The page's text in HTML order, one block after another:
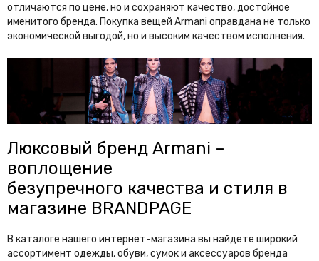
V
Valentino Garavani VLTN
Van Cleef & Arpels
Versace
Victoria Beckham
Vivienne Westwood
W
Wedgwood
Y
Yves Saint Laurent
отличаются по цене, но и сохраняют качество, достойное
именитого бренда. Покупка вещей Armani оправдана не только
экономической выгодой, но и высоким качеством исполнения.
Люксовый бренд Armani –
воплощение
безупречного качества и стиля в
магазине BRANDPAGE
В каталоге нашего интернет-магазина вы найдете широкий
ассортимент одежды, обуви, сумок и аксессуаров бренда